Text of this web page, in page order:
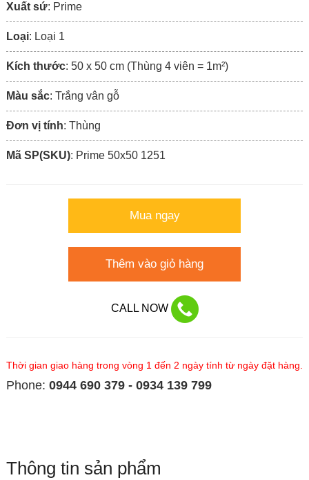
Xuất sứ: Prime
Loại: Loại 1
Kích thước: 50 x 50 cm (Thùng 4 viên = 1m²)
Màu sắc: Trắng vân gỗ
Đơn vị tính: Thùng
Mã SP(SKU): Prime 50x50 1251
Mua ngay
Thêm vào giỏ hàng
CALL NOW
Thời gian giao hàng trong vòng 1 đến 2 ngày tính từ ngày đặt hàng.
Phone: 0944 690 379 - 0934 139 799
Thông tin sản phẩm